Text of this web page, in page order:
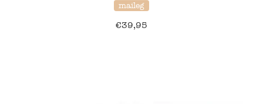
maileg
€39,95